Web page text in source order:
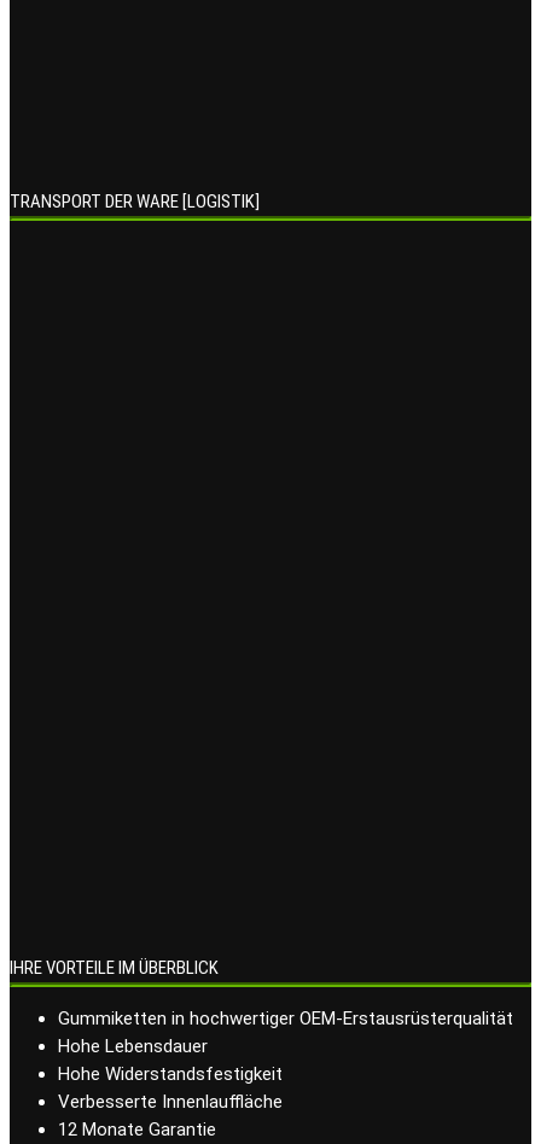
TRANSPORT DER WARE [LOGISTIK]
IHRE VORTEILE IM ÜBERBLICK
Gummiketten in hochwertiger OEM-Erstausrüsterqualität
Hohe Lebensdauer
Hohe Widerstandsfestigkeit
Verbesserte Innenlauffläche
12 Monate Garantie